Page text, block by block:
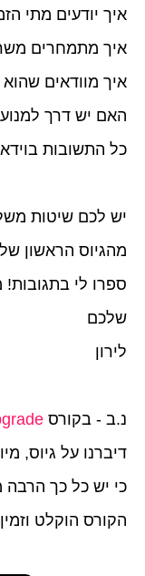
איך יודעים מתי
איך מתמחרים
איך מוודאים
האם יש דרך
כל התשובות
יש לכם שיטות
מהגיוס הראשון
ספרו לי
שלכם
לירון
נ.ב - בקורס
דיברנו על גיוס,
כי יש כל כך
הקורס הוקלט